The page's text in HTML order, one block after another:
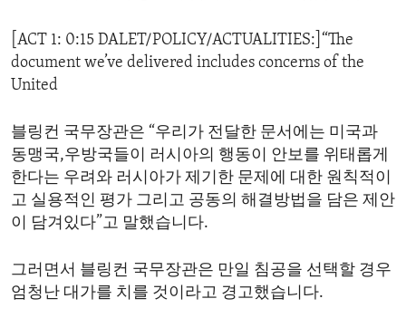
[ACT 1: 0:15 DALET/POLICY/ACTUALITIES:]“The
document we’ve delivered includes concerns of the
United
블링컨 국무장관은 “우리가 전달한 문서에는 미국과
동맹국,우방국들이 러시아의 행동이 안보를 위태롭게
한다는 우려와 러시아가 제기한 문제에 대한 원칙적이
고 실용적인 평가 그리고 공동의 해결방법을 담은 제안
이 담겨있다”고 말했습니다.
그러면서 블링컨 국무장관은 만일 침공을 선택할 경우
엄청난 대가를 치를 것이라고 경고했습니다.